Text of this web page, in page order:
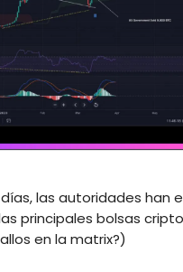
las autoridades han
principales bolsas
en la matrix?)